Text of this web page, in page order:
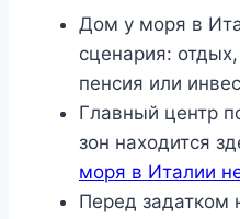
Дом у моря в
сценария:
пенсия или
Главный центр
зон находится
моря в Италии
Перед задатком